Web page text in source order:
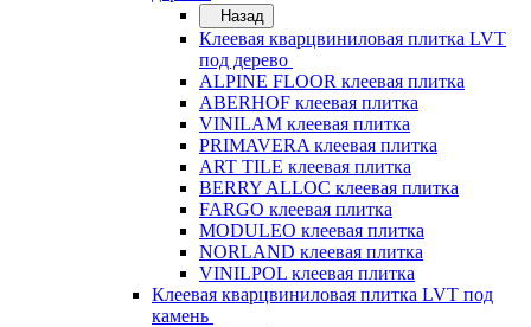
Назад
Клеевая кварцвиниловая плитка LVT
под дерево
ALPINE FLOOR клеевая плитка
ABERHOF клеевая плитка
VINILAM клеевая плитка
PRIMAVERA клеевая плитка
ART TILE клеевая плитка
BERRY ALLOC клеевая плитка
FARGO клеевая плитка
MODULEO клеевая плитка
NORLAND клеевая плитка
VINILPOL клеевая плитка
Клеевая кварцвиниловая плитка LVT под
камень